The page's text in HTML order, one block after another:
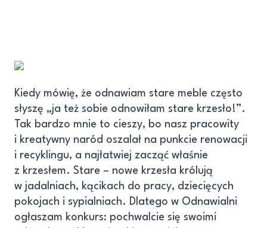
Kiedy mówię, że odnawiam stare meble często
słyszę „ja też sobie odnowiłam stare krzesło!”.
Tak bardzo mnie to cieszy, bo nasz pracowity
i kreatywny naród oszalał na punkcie renowacji
i recyklingu, a najłatwiej zacząć właśnie
z krzesłem. Stare – nowe krzesła królują
w jadalniach, kącikach do pracy, dziecięcych
pokojach i sypialniach. Dlatego w Odnawialni
ogłaszam konkurs: pochwalcie się swoimi